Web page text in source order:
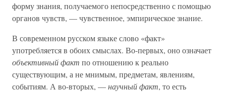
форму знания, получаемого непосредственно с помощью
органов чувств, — чувственное, эмпирическое знание.
В современном русском языке слово «факт»
употребляется в обоих смыслах. Во-первых, оно означает
объективный факт по отношению к реально
существующим, а не мнимым, предметам, явлениям,
событиям. А во-вторых, —научный факт, то есть